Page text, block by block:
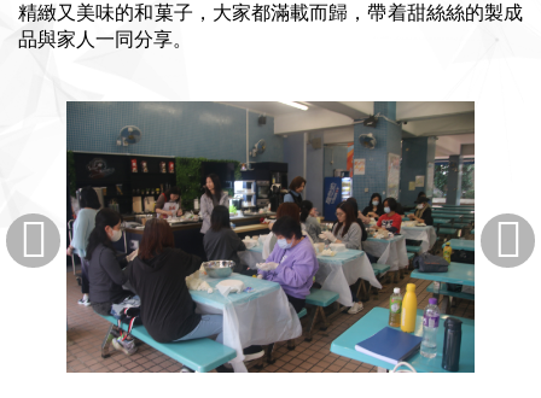
精緻又美味的和菓子，大家都滿載而歸，帶着甜絲絲的製成
品與家人一同分享。